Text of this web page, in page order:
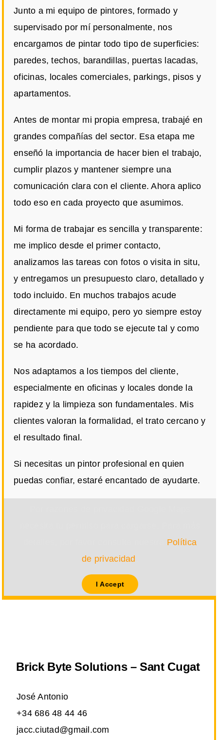
Junto a mi equipo de pintores, formado y
supervisado por mí personalmente, nos
encargamos de pintar todo tipo de superficies:
paredes, techos, barandillas, puertas lacadas,
oficinas, locales comerciales, parkings, pisos y
apartamentos.
Antes de montar mi propia empresa, trabajé en
grandes compañías del sector. Esa etapa me
enseñó la importancia de hacer bien el trabajo,
cumplir plazos y mantener siempre una
comunicación clara con el cliente. Ahora aplico
todo eso en cada proyecto que asumimos.
Mi forma de trabajar es sencilla y transparente:
me implico desde el primer contacto,
analizamos las tareas con fotos o visita in situ,
y entregamos un presupuesto claro, detallado y
todo incluido. En muchos trabajos acude
directamente mi equipo, pero yo siempre estoy
pendiente para que todo se ejecute tal y como
se ha acordado.
Nos adaptamos a los tiempos del cliente,
especialmente en oficinas y locales donde la
rapidez y la limpieza son fundamentales. Mis
clientes valoran la formalidad, el trato cercano y
el resultado final.
Si necesitas un pintor profesional en quien
puedas confiar, estaré encantado de ayudarte.
Política
de privacidad
I Accept
Brick Byte Solutions – Sant Cugat
José Antonio
+34 686 48 44 46
jacc.ciutad@gmail.com